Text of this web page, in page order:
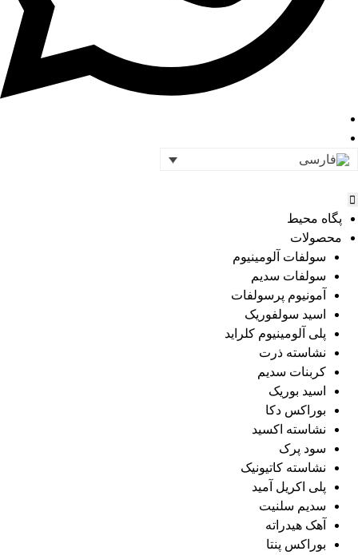
پگاه محیط
محصولات
سولفات آلومینیوم
سولفات سدیم
آمونیوم پرسولفات
اسید سولفوریک
پلی آلومینیوم کلراید
نشاسته ذرت
کربنات سدیم
اسید بوریک
بوراکس دکا
نشاسته اکسید
سود پرک
نشاسته کاتیونیک
پلی اکریل آمید
سدیم سلنیت
آهک هیدراته
بوراکس پنتا